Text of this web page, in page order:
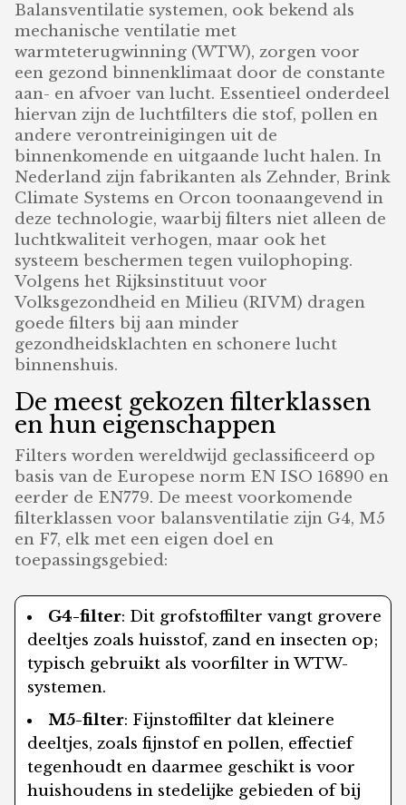
Balansventilatie systemen, ook bekend als
mechanische ventilatie met
warmteterugwinning (WTW), zorgen voor
een gezond binnenklimaat door de constante
aan- en afvoer van lucht. Essentieel onderdeel
hiervan zijn de luchtfilters die stof, pollen en
andere verontreinigingen uit de
binnenkomende en uitgaande lucht halen. In
Nederland zijn fabrikanten als Zehnder, Brink
Climate Systems en Orcon toonaangevend in
deze technologie, waarbij filters niet alleen de
luchtkwaliteit verhogen, maar ook het
systeem beschermen tegen vuilophoping.
Volgens het Rijksinstituut voor
Volksgezondheid en Milieu (RIVM) dragen
goede filters bij aan minder
gezondheidsklachten en schonere lucht
binnenshuis.
De meest gekozen filterklassen
en hun eigenschappen
Filters worden wereldwijd geclassificeerd op
basis van de Europese norm EN ISO 16890 en
eerder de EN779. De meest voorkomende
filterklassen voor balansventilatie zijn G4, M5
en F7, elk met een eigen doel en
toepassingsgebied:
G4-filter: Dit grofstoffilter vangt grovere
deeltjes zoals huisstof, zand en insecten op;
typisch gebruikt als voorfilter in WTW-
systemen.
M5-filter: Fijnstoffilter dat kleinere
deeltjes, zoals fijnstof en pollen, effectief
tegenhoudt en daarmee geschikt is voor
huishoudens in stedelijke gebieden of bij